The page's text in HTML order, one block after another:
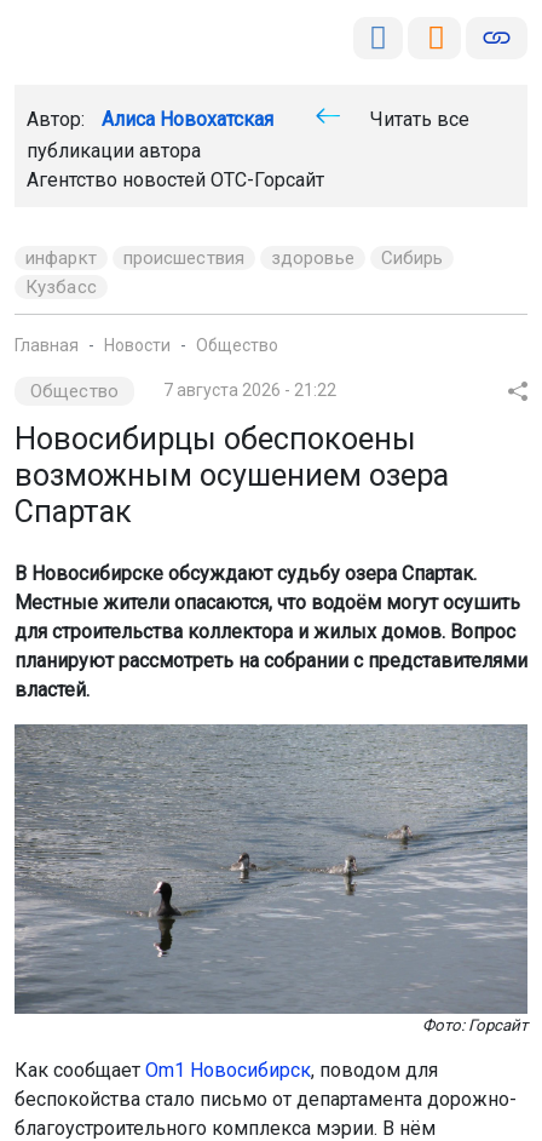
Автор: Алиса Новохатская
Читать все
публикации автора
Агентство новостей ОТС-Горсайт
инфаркт происшествия здоровье
Сибирь
Кузбасс
Главная Новости Общество
Общество 7 августа 2026 - 21:22
Новосибирцы обеспокоены
возможным осушением озера
Спартак
В Новосибирске обсуждают судьбу озера Спартак.
Местные жители опасаются, что водоём могут осушить
для строительства коллектора и жилых домов. Вопрос
планируют рассмотреть на собрании с представителями
властей.
Фото: Горсайт
Как сообщает Om1 Новосибирск, поводом для
беспокойства стало письмо от департамента дорожно-
благоустроительного комплекса мэрии. В нём